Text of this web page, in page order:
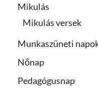
Mikulás
Mikulás versek
Munkaszüneti
Nőnap
Pedagógusnap